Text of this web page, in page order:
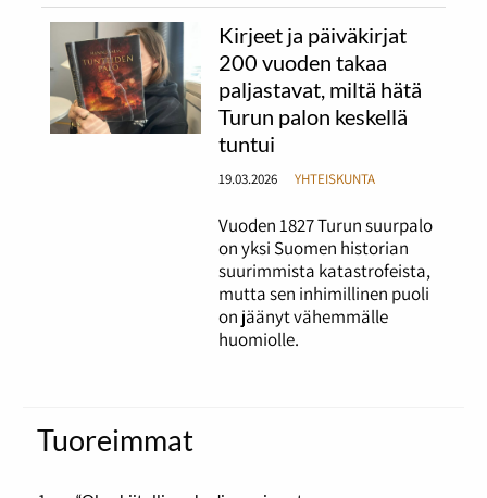
Kirjeet ja päiväkirjat
200 vuoden takaa
paljastavat, miltä hätä
Turun palon keskellä
tuntui
19.03.2026 YHTEISKUNTA
Vuoden 1827 Turun suurpalo
on yksi Suomen historian
suurimmista katastrofeista,
mutta sen inhimillinen puoli
on jäänyt vähemmälle
huomiolle.
Tuoreimmat